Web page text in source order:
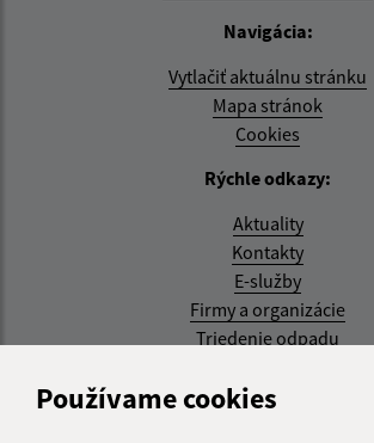
Používame cookies
Navigácia:
Vytlačiť aktuálnu stránku
Mapa stránok
Cookies
Rýchle odkazy:
Aktuality
Kontakty
E-služby
Firmy a organizácie
Triedenie odpadu
Aktualizované: